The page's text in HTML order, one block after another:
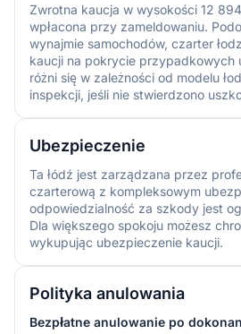
Zwrotna kaucja w wysokości 12
wpłacona przy zameldowaniu.
wynajmie samochodów, czarter
kaucji na pokrycie przypadkowych
różni się w zależności od modelu
inspekcji, jeśli nie stwierdzono
Ubezpieczenie
Ta łódź jest zarządzana przez
czarterową z kompleksowym
odpowiedzialność za szkody jest
Dla większego spokoju możesz
wykupując ubezpieczenie kaucji.
Polityka anulowania
Bezpłatne anulowanie po